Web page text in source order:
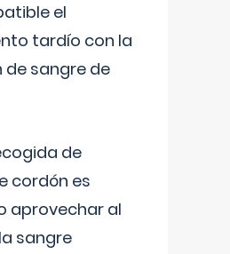
el
tardío con la
de sangre de
de
cordón es
aprovechar al
sangre